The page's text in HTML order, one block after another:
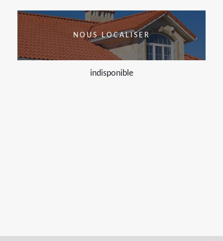
NOUS LOCALISER
indisponible